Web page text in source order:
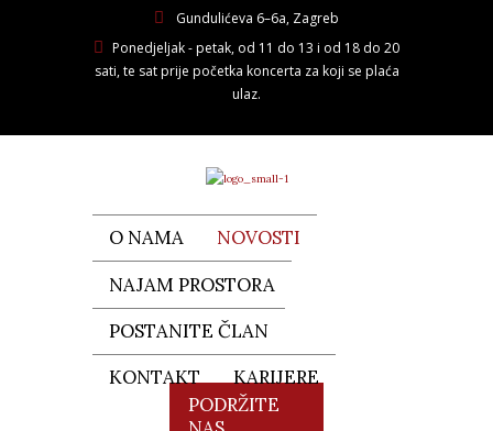
Gundulićeva 6–6a, Zagreb
Ponedjeljak - petak, od 11 do 13 i od 18 do 20
sati, te sat prije početka koncerta za koji se plaća
ulaz.
O NAMA
NOVOSTI
NAJAM PROSTORA
POSTANITE ČLAN
KONTAKT
KARIJERE
PODRŽITE